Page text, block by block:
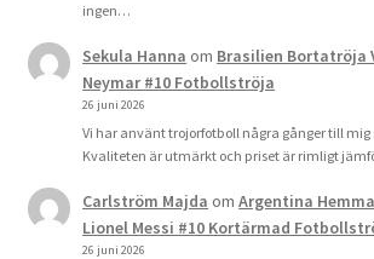
ingen…
Sekula Hanna om Brasilien Bortatröja
Neymar #10 Fotbollströja
26 juni 2026
Vi har använt trojorfotboll några gånger till
Kvaliteten är utmärkt och priset är rimligt
Carlström Majda omArgentina
Lionel Messi #10 Kortärmad
26 juni 2026